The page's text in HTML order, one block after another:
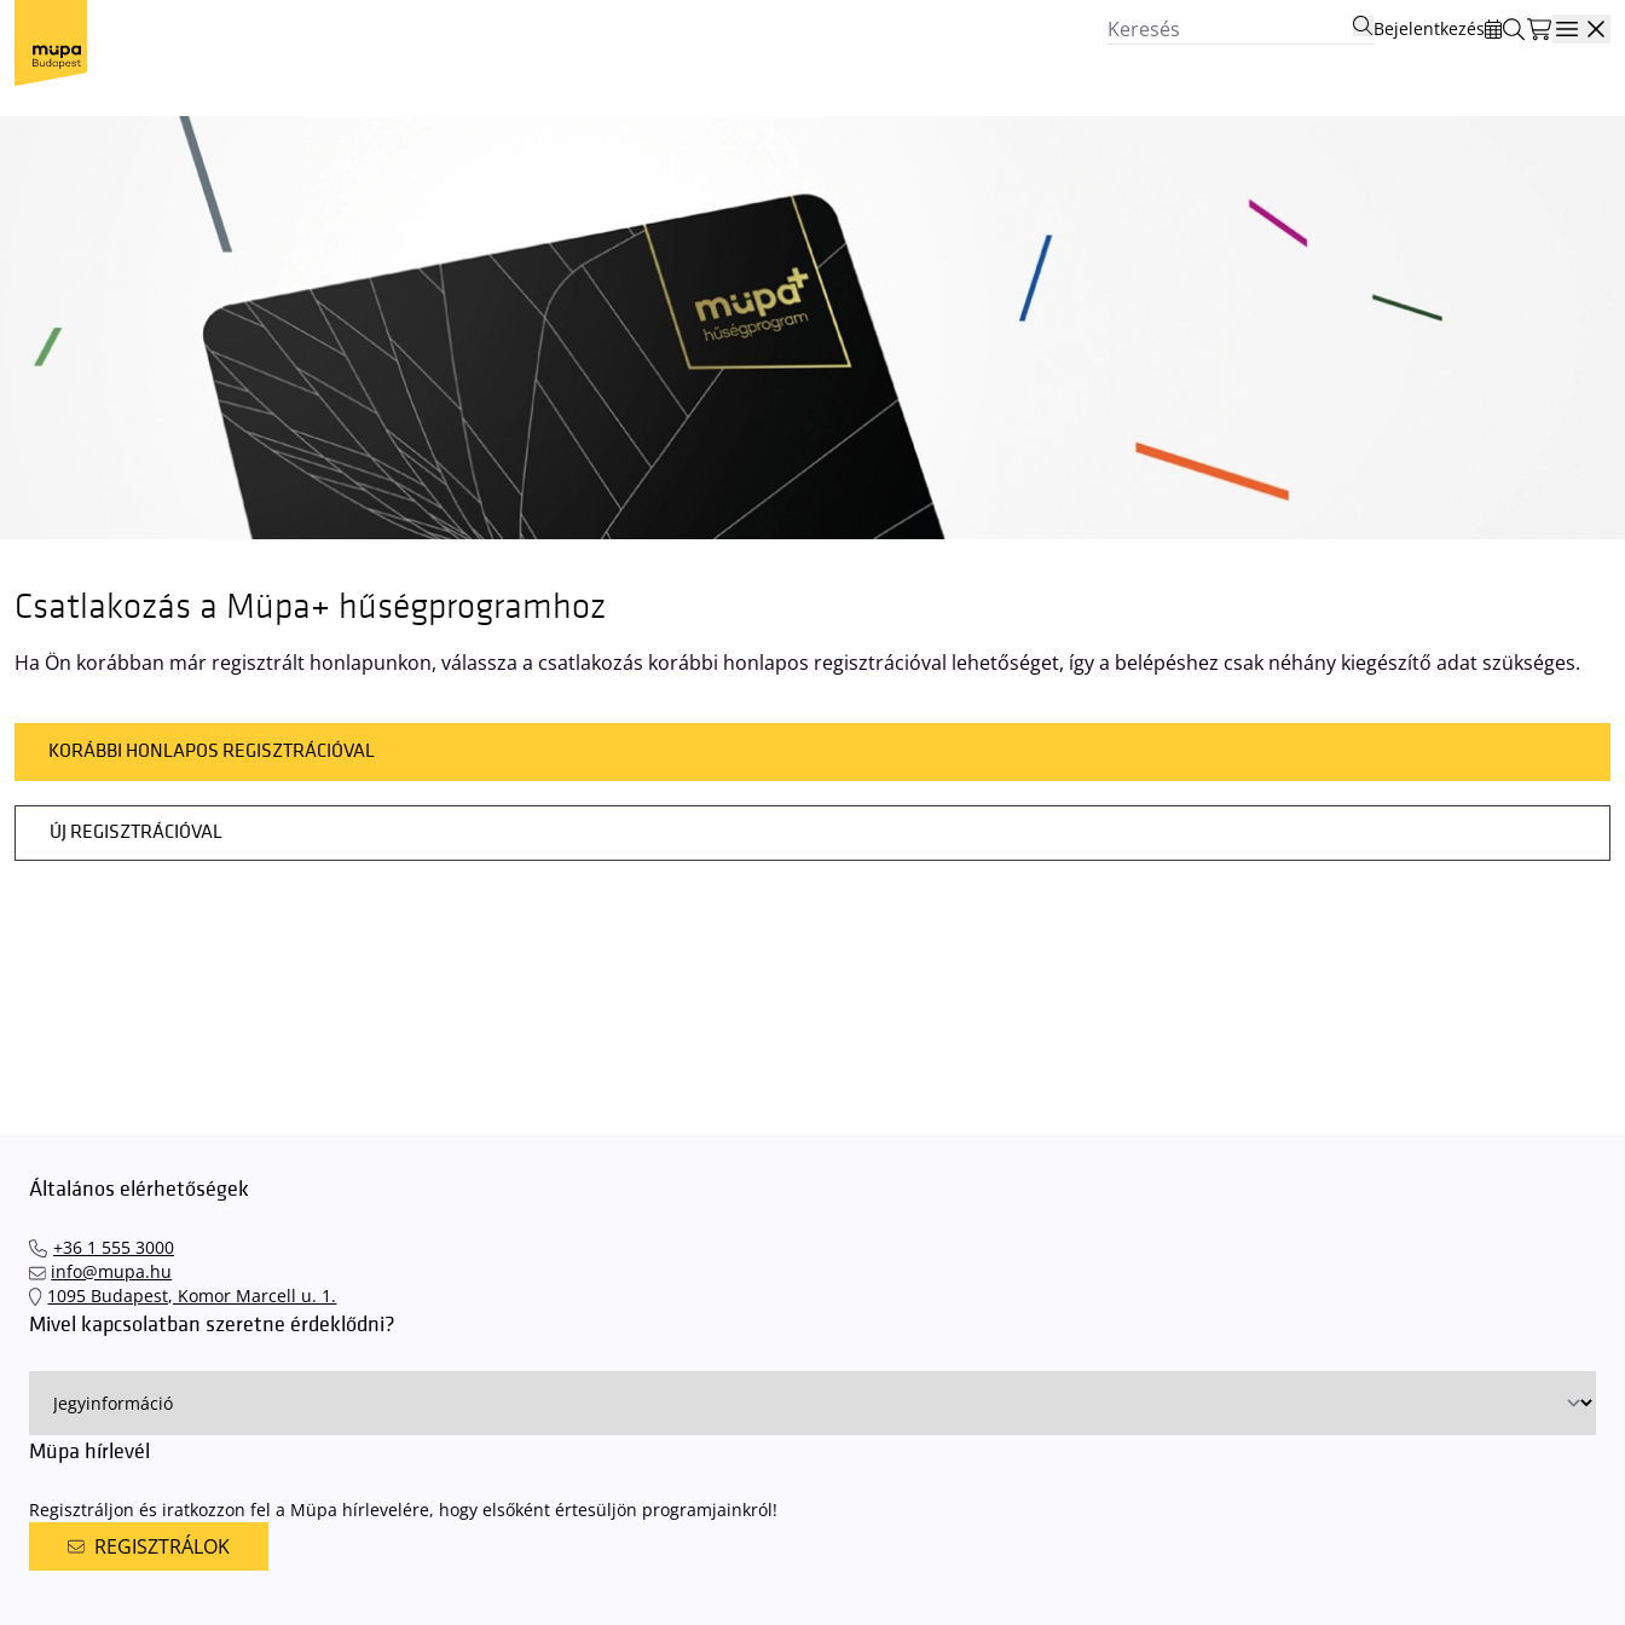
Bejelentkezés
Csatlakozás a Müpa+ hűségprogramhoz
Ha Ön korábban már regisztrált honlapunkon, válassza a csatlakozás korábbi honlapos regisztrációval lehetőséget, így a belépéshez csak néhány kiegészítő adat szükséges.
KORÁBBI HONLAPOS REGISZTRÁCIÓVAL
ÚJ REGISZTRÁCIÓVAL
Általános elérhetőségek
+36 1 555 3000
info@mupa.hu
1095 Budapest, Komor Marcell u. 1.
Mivel kapcsolatban szeretne érdeklődni?
Müpa hírlevél
Regisztráljon és iratkozzon fel a Müpa hírlevelére, hogy elsőként értesüljön programjainkról!
REGISZTRÁLOK